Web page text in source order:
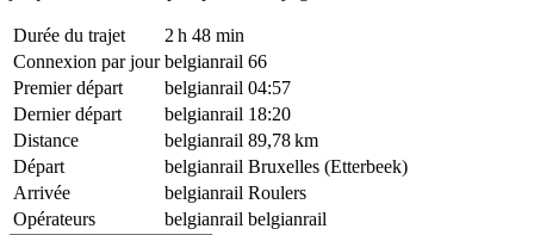
Durée du trajet
2 h 48 min
Connexion par jour belgianrail 66
Premier départ
belgianrail 04:57
Dernier départ
belgianrail 18:20
Distance
belgianrail 89,78 km
Départ
belgianrail Bruxelles (Etterbeek)
Arrivée
belgianrail Roulers
Opérateurs
belgianrail belgianrail
©CARTO, ©